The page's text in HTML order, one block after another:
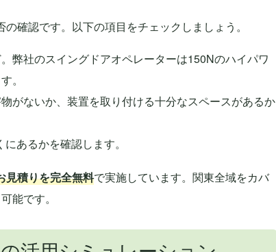
確認です。以下の項目をチェックしましょう。
弊社のスイングドアオペレーターは150Nのハイパワ
。
がないか、装置を取り付ける十分なスペースがあるか
あるかを確認します。
見積りを完全無料で実施しています。関東全域をカバ
能です。